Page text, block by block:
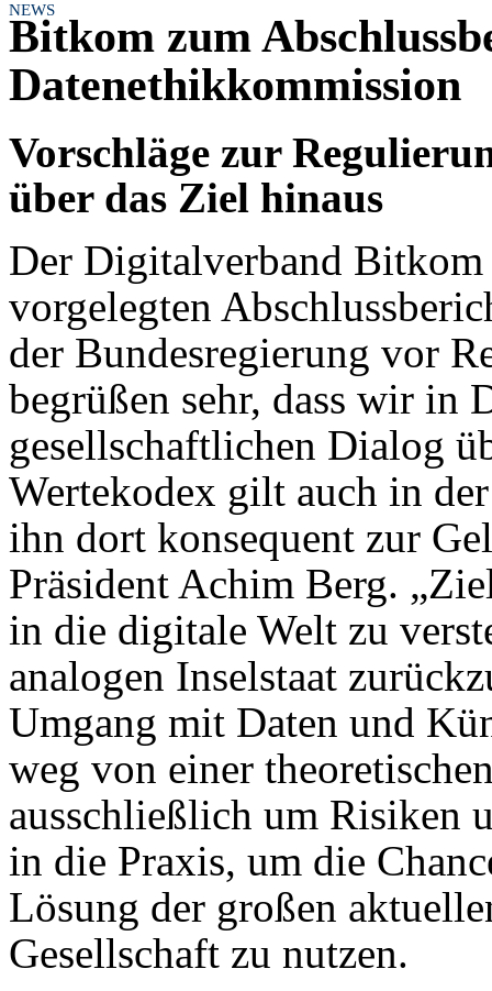
NEWS
Bitkom zum
Datenethikkommission
Vorschläge zur
über das Ziel hinaus
Der Digitalverband Bitkom
vorgelegten
der Bundesregierung vor
begrüßen sehr, dass wir in
gesellschaftlichen Dialog
Wertekodex gilt auch in
ihn dort konsequent zur
Präsident Achim Berg.
in die digitale Welt zu
analogen Inselstaat
Umgang mit Daten und
weg von einer
ausschließlich um Risiken
in die Praxis, um die
Lösung der großen
Gesellschaft zu nutzen.